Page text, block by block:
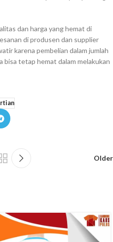
dan harga yang hemat di
di produsen dan supplier
karena pembelian dalam jumlah
bisa tetap hemat dalam melakukan
Older